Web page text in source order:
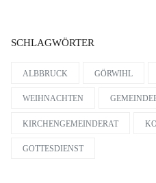
SCHLAGWÖRTER
ALBBRUCK GÖRWIHL
WEIHNACHTEN
KIRCHENGEMEINDERAT
GOTTESDIENST